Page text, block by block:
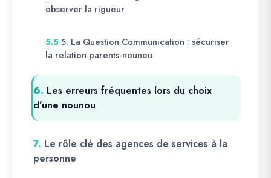
observer la rigueur
5.5 5. La Question Communication : sécuriser
la relation parents-nounou
6. Les erreurs fréquentes lors du choix
d’une nounou
7. Le rôle clé des agences de services à la
personne